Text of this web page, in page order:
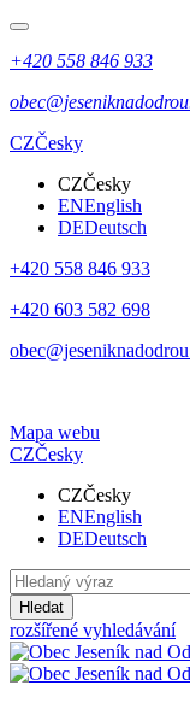
+420 558 846 933
CZČesky
CZČesky
ENEnglish
DEDeutsch
+420 558 846 933
+420 603 582 698
Mapa webu
CZČesky
CZČesky
ENEnglish
DEDeutsch
Hledat
rozšířené vyhledávání